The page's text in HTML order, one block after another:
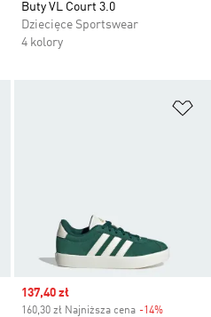
Buty VL Court 3.0
Dziecięce Sportswear
4 kolory
Sale price
137,40 zł
160,30 zł Najniższa cena -14%